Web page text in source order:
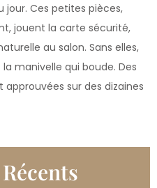
jour. Ces petites pièces,
jouent la carte sécurité,
au salon. Sans elles,
manivelle qui boude. Des
approuvées sur des dizaines